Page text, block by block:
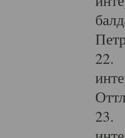
22.
23.